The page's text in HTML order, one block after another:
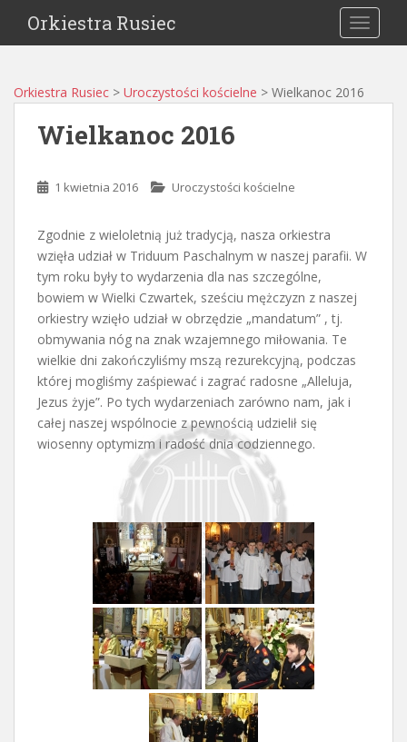
Orkiestra Rusiec
Orkiestra Rusiec > Uroczystości kościelne > Wielkanoc 2016
Wielkanoc 2016
1 kwietnia 2016 Uroczystości kościelne
Zgodnie z wieloletnią już tradycją, nasza orkiestra
wzięła udział w Triduum Paschalnym w naszej parafii. W
tym roku były to wydarzenia dla nas szczególne,
bowiem w Wielki Czwartek, sześciu mężczyzn z naszej
orkiestry wzięło udział w obrzędzie „mandatum” , tj.
obmywania nóg na znak wzajemnego miłowania. Te
wielkie dni zakończyliśmy mszą rezurekcyjną, podczas
której mogliśmy zaśpiewać i zagrać radosne „Alleluja,
Jezus żyje”. Po tych wydarzeniach zarówno nam, jak i
całej naszej wspólnocie z pewnością udzielił się
wiosenny optymizm i radość dnia codziennego.